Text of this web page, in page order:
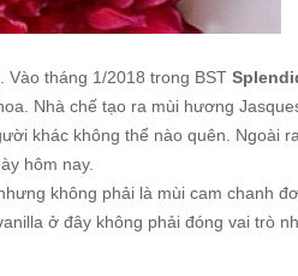
tháng 1/2018 trong BST
Nhà chế tạo ra mùi hương
khác không thể nào quên. Ngoài
hôm nay.
không phải là mùi cam chanh
ở đây không phải đóng vai trò